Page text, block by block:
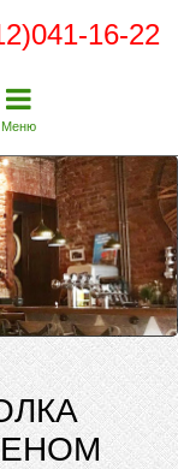
16-22
Меню